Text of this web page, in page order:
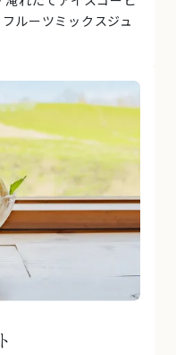
ルーツミックスジュ